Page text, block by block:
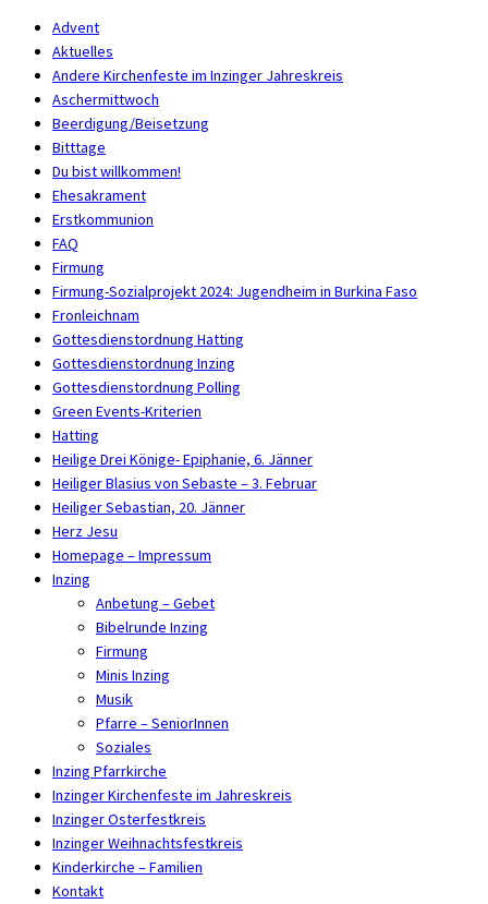
Advent
Aktuelles
Andere Kirchenfeste im Inzinger Jahreskreis
Aschermittwoch
Beerdigung/Beisetzung
Bitttage
Du bist willkommen!
Ehesakrament
Erstkommunion
FAQ
Firmung
Firmung-Sozialprojekt 2024: Jugendheim in Burkina Faso
Fronleichnam
Gottesdienstordnung Hatting
Gottesdienstordnung Inzing
Gottesdienstordnung Polling
Green Events-Kriterien
Hatting
Heilige Drei Könige- Epiphanie, 6. Jänner
Heiliger Blasius von Sebaste – 3. Februar
Heiliger Sebastian, 20. Jänner
Herz Jesu
Homepage – Impressum
Inzing
Anbetung – Gebet
Bibelrunde Inzing
Firmung
Minis Inzing
Musik
Pfarre – SeniorInnen
Soziales
Inzing Pfarrkirche
Inzinger Kirchenfeste im Jahreskreis
Inzinger Osterfestkreis
Inzinger Weihnachtsfestkreis
Kinderkirche – Familien
Kontakt